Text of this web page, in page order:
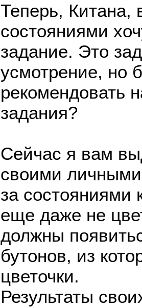
Теперь, Китана,
состояниями
задание. Это
усмотрение, но
рекомендовать
задания?
Сейчас я вам
своими
за состояниями
еще даже не
должны
бутонов, из
цветочки.
Результаты